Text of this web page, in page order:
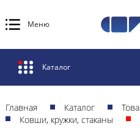
Меню
Каталог
Главная Каталог
Ковши, кружки, стаканы